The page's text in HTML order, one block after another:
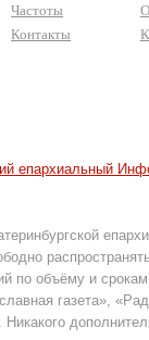
Частоты
Контакты
епархиальный
по объёму и
газета»,